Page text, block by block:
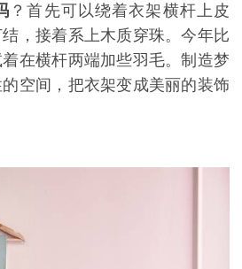
？首先可以绕着衣架横杆上皮
，接着系上木质穿珠。今年比
在横杆两端加些羽毛。制造梦
空间，把衣架变成美丽的装饰